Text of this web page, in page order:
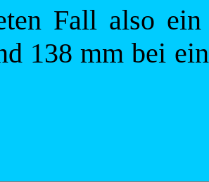
Fall also
138 mm bei